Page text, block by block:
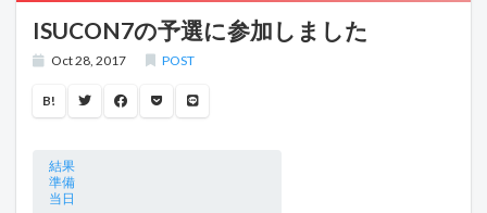
ISUCON7の予選に参加しました
Oct 28, 2017 POST
B!
結果
準備
当日